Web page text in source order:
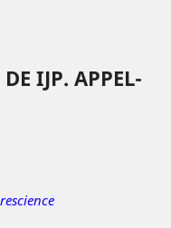
IJP. APPEL-